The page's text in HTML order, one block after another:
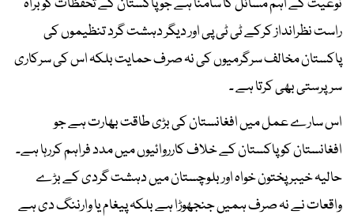
نوعیت کے اہم مسائل کا سامنا ہے جو پاکستان کے تحفظات کو براہ
راست نظرانداز کرکے ٹی ٹی پی اور دیگر دہشت گرد تنظیموں کی
پاکستان مخالف سرگرمیوں کی نہ صرف حمایت بلکہ اس کی سرکاری
سرپرستی بھی کرتا ہے ۔
اس سارے عمل میں افغانستان کی بڑی طاقت بھارت ہے جو
افغانستان کو پاکستان کے خلاف کارروائیوں میں مدد فراہم کررہا ہے۔
حالیہ خیبر پختون خواہ اور بلوچستان میں دہشت گردی کے بڑے
واقعات نے نہ صرف ہمیں جنجھوڑا ہے بلکہ پیغام یا وارننگ دی ہے